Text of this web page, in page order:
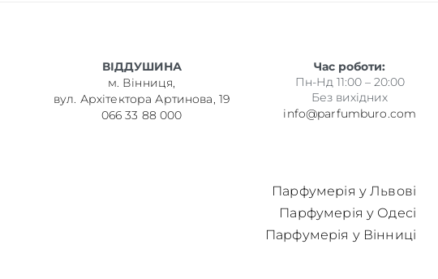
ВІДДУШИНА
м. Вінниця,
вул. Архітектора Артинова, 19
066 33 88 000
Час роботи:
Пн-Нд 11:00 – 20:00
Без вихідних
info@parfumburo.com
Парфумерія у Львові
Парфумерія у Одесі
Парфумерія у Вінниці